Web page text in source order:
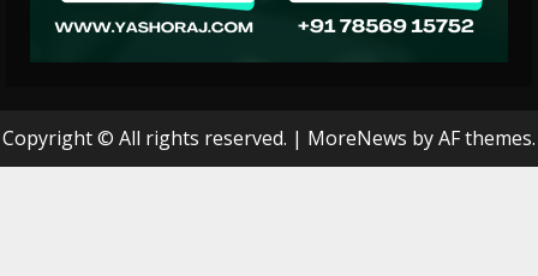
Copyright © All rights reserved. | MoreNews by AF themes.